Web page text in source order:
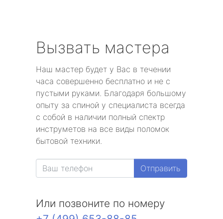
Вызвать мастера
Наш мастер будет у Вас в течении
часа совершенно бесплатно и не с
пустыми руками. Благодаря большому
опыту за спиной у специалиста всегда
с собой в наличии полный спектр
инструметов на все виды поломок
бытовой техники.
Отправить
Или позвоните по номеру